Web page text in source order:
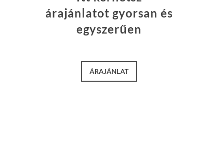
árajánlatot gyorsan és
egyszerűen
ÁRAJÁNLAT